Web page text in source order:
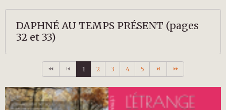
DAPHNÉ AU TEMPS PRÉSENT (pages
32 et 33)
1 2 3 4 5